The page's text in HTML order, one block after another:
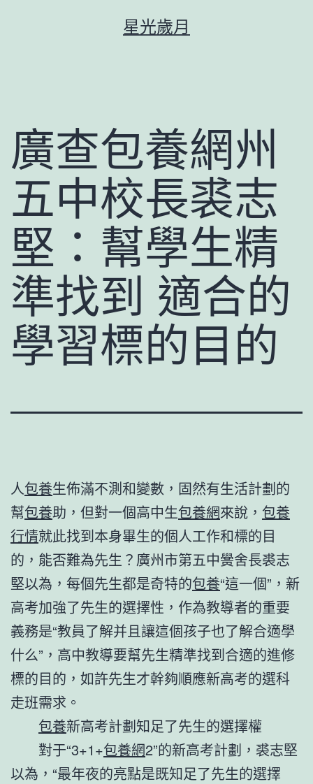
星光歲月
廣查包養網州
五中校長裘志
堅：幫學生精
準找到 適合的
學習標的目的
人包養生佈滿不測和變數，固然有生活計劃的
幫包養助，但對一個高中生包養網來說， 包養
行情就此找到本身畢生的個人工作和標的目
的，能否難為先生？廣州市第五中黌舍長裘志
堅以為，每個先生都是奇特的包養“這一個”，新
高考加強了先生的選擇性，作為教導者的重要
義務是“教員了解并且讓這個孩子也了解合適學
什么”，高中教導要幫先生精準找到合適的進修
標的目的，如許先生才幹夠順應新高考的選科
走班需求。
包養新高考計劃知足了先生的選擇權
對于“3+1+包養網2”的新高考計劃，裘志堅
以為，“最年夜的亮點是既知足了先生的選擇